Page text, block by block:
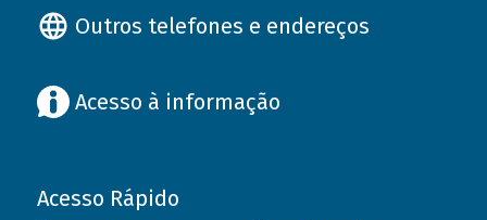
Outros telefones e endereços
Acesso à informação
Acesso Rápido